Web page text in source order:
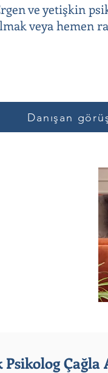
ve yetişkin
veya hemen
Danışan
Çağla